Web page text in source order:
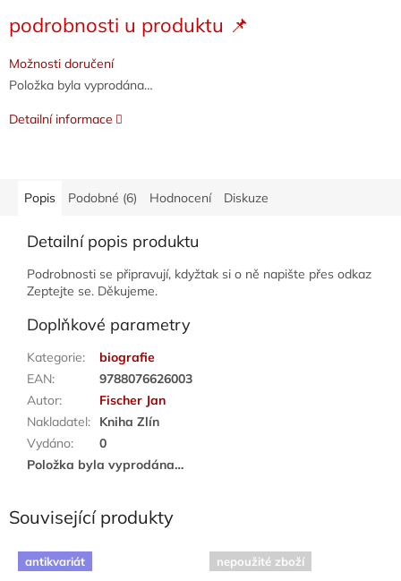
cena:
podrobnosti u produktu 📌
Možnosti doručení
Položka byla vyprodána…
Detailní informace
Popis Podobné (6) Hodnocení Diskuze
Detailní popis produktu
Podrobnosti se připravují, kdyžtak si o ně napište přes odkaz
Zeptejte se. Děkujeme.
Doplňkové parametry
Kategorie:
biografie
EAN:
9788076626003
Autor:
Fischer Jan
Nakladatel:
Kniha Zlín
Vydáno:
0
Položka byla vyprodána…
Související produkty
antikvariát nepoužité zboží